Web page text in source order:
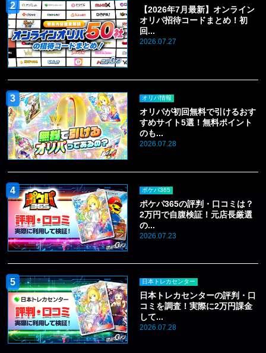
【2026年7月最新】オンライン
オリパ招待コードまとめ！初
回...
2026.07.27
オリパ情報
オリパが初回無料で引けるおす
すめサイト5選！無料ポイント
のも...
2026.07.28
ポケパ365
ポケパ365の評判・口コミは？
2万円で自腹検証！元店長厳選
の...
2026.07.23
日本トレカセンター
日本トレカセンターの評判・口
コミを調査！実際に2万円課金
して...
2026.07.28